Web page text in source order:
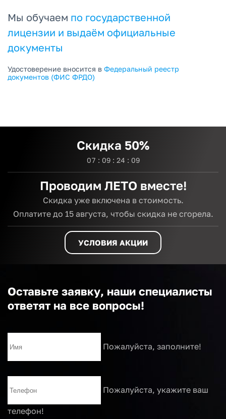
Мы обучаем по государственной
лицензии и выдаём официальные
документы
Удостоверение вносится в Федеральный реестр
документов (ФИС ФРДО)
Скидка 50%
07 : 09 : 24 : 08
Проводим ЛЕТО вместе!
Скидка уже включена в стоимость.
Оплатите до 15 августа, чтобы скидка не сгорела.
УСЛОВИЯ АКЦИИ
Оставьте заявку, наши специалисты
ответят на все вопросы!
Пожалуйста, заполните!
Пожалуйста, укажите ваш
телефон!